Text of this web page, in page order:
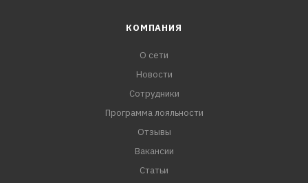
КОМПАНИЯ
О сети
Новости
Сотрудники
Программа лояльности
Отзывы
Вакансии
Статьи